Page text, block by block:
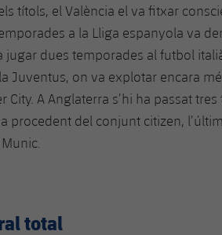
títols, el València el va fitxar
a la Lliga espanyola va
jugar dues temporades al futbol
Juventus, on va explotar encara
City. A Anglaterra s’hi ha passat
procedent del conjunt citizen,
total